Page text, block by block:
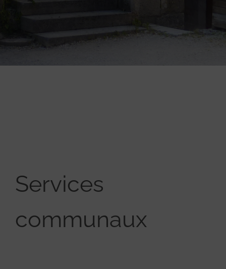
Services
communaux